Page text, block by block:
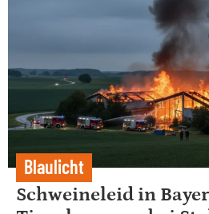
Blaulicht
Schweineleid in